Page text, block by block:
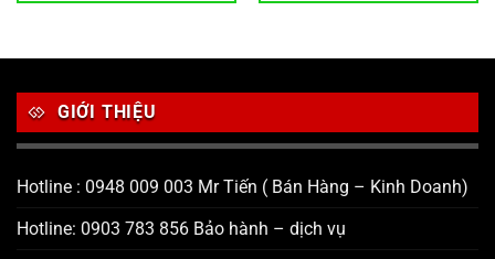
GIỚI THIỆU
Hotline : 0948 009 003 Mr Tiến ( Bán Hàng – Kinh Doanh)
Hotline: 0903 783 856 Bảo hành – dịch vụ